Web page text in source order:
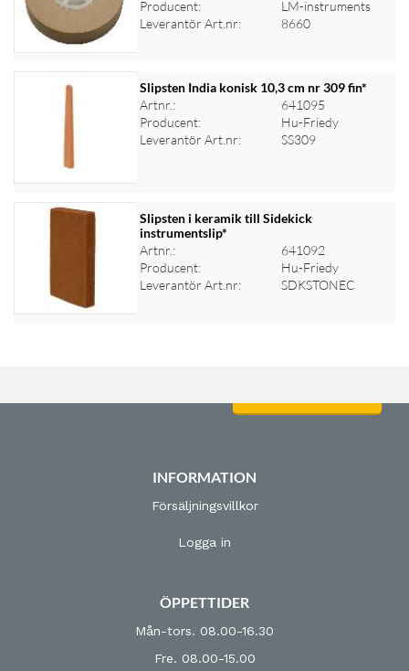
Producent:
LM-instruments
Leverantör Art.nr:
8660
Logga in för priser
Slipsten India konisk 10,3 cm nr 309 fin*
Artnr.:
641095
Producent:
Hu-Friedy
Leverantör Art.nr:
SS309
Logga in för priser
Slipsten i keramik till Sidekick
instrumentslip*
Artnr.:
641092
Producent:
Hu-Friedy
Leverantör Art.nr:
SDKSTONEC
INFORMATION
Försäljningsvillkor
Logga in
ÖPPETTIDER
Mån-tors. 08.00-16.30
Fre. 08.00-15.00